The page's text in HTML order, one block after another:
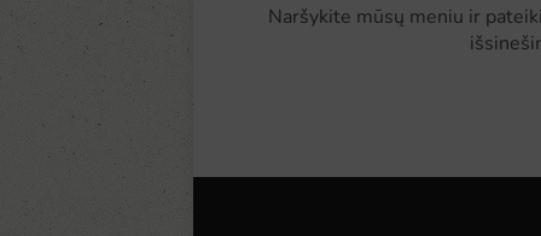
Naršykite mūsų meniu ir